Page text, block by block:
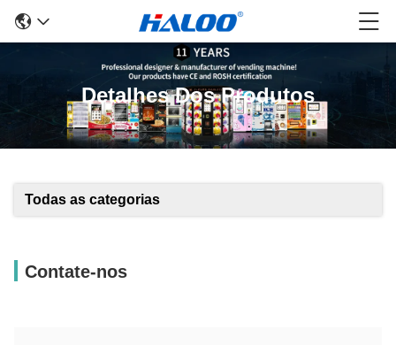
Detalhes Dos Produtos
Todas as categorias
Contate-nos